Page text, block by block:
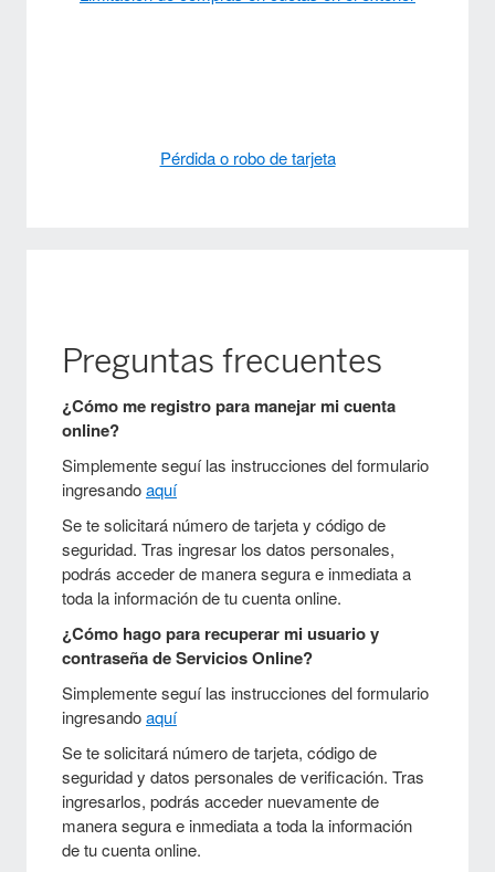
Pérdida o robo de tarjeta
Preguntas frecuentes
¿Cómo me registro para manejar mi cuenta
online?
Simplemente seguí las instrucciones del formulario
ingresandoaquí
Se te solicitará número de tarjeta y código de
seguridad. Tras ingresar los datos personales,
podrás acceder de manera segura e inmediata a
toda la información de tu cuenta online.
¿Cómo hago para recuperar mi usuario y
contraseña de Servicios Online?
Simplemente seguí las instrucciones del formulario
ingresandoaquí
Se te solicitará número de tarjeta, código de
seguridad y datos personales de verificación. Tras
ingresarlos, podrás acceder nuevamente de
manera segura e inmediata a toda la información
de tu cuenta online.